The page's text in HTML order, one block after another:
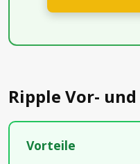
Ripple Vor-
Vorteile